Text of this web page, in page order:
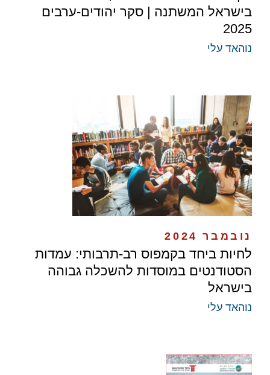
בישראל המשתנה | סקר יהודים-ערבים
2025
נוהאד עלי
נובמבר 2024
לחיות ביחד בקמפוס רב-תרבותי: עמדות
הסטודנטים במוסדות להשכלה גבוהה
בישראל
נוהאד עלי